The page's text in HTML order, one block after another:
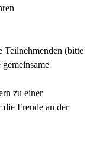
(bitte
zu einer
Freude an der